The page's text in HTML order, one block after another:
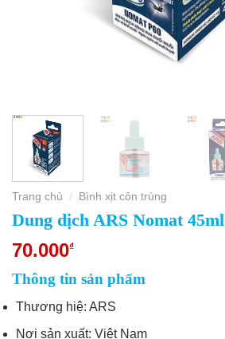
Trang chủ / Bình xịt côn trùng
Dung dịch ARS Nomat 45ml
70.000₫
Thông tin sản phẩm
Thương hiệ: ARS
Nơi sản xuất: Việt Nam